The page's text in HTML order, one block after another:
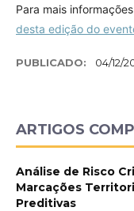
Para mais
desta edição do
PUBLICADO: 04/12/
ARTIGOS
Análise de Risco
Marcações
Preditivas